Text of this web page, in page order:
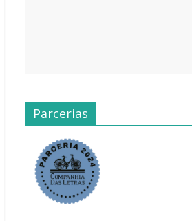
Parcerias